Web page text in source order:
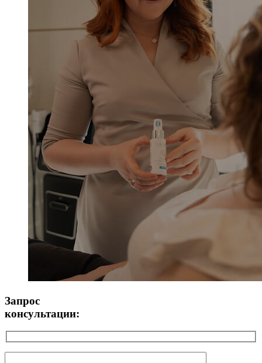
Запрос
консультации: